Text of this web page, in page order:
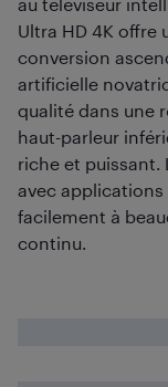
Ultra HD 4K offre
conversion
artificielle
qualité dans une
haut-parleur
riche et puissant.
avec
facilement à
continu.